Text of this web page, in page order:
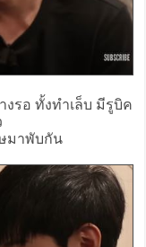
รอ ทั้งทำเล็บ มีรูบิค
มาพับกัน